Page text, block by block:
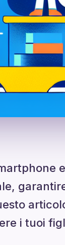
i tuoi